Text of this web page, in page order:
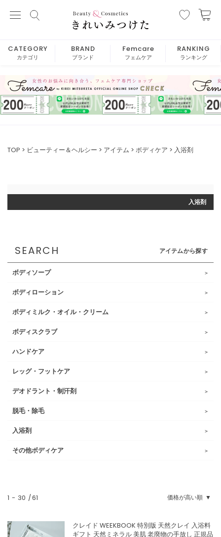
CATEGORY
カテゴリ
BRAND
ブランド
Femcare
フェムケア
RANKING
ランキング
TOP ビューティー＆ヘルシー アイテム ボディケア 入浴剤
入浴剤
SEARCH アイテムから探す
ボディソープ
ボディローション
ボディミルク・オイル・クリーム
ボディスクラブ
ハンドケア
レッグ・フットケア
デオドラント・制汗剤
脱毛・除毛
入浴剤
その他ボディケア
価格が高い順
1 - 30 61
クレイド WEEKBOOK 特別版 天然クレイ 入浴料
ギフト 天然ミネラル 美肌 老廃物の手放し 正規品